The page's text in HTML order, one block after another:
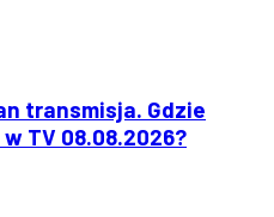
transmisja. Gdzie
TV 08.08.2026?